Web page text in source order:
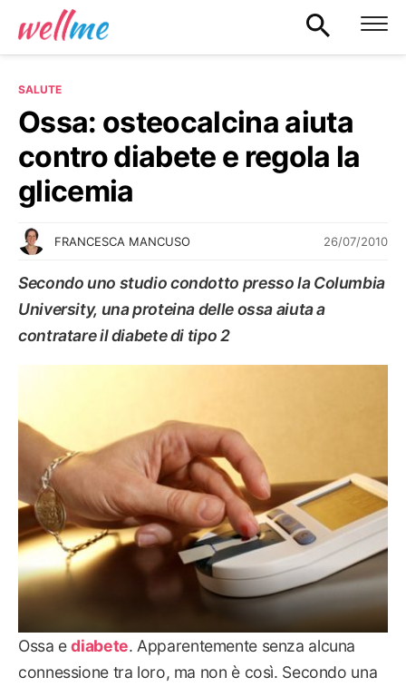
SALUTE
Ossa: osteocalcina aiuta
contro diabete e regola la
glicemia
FRANCESCA MANCUSO 26/07/2010
Secondo uno studio condotto presso la Columbia
University, una proteina delle ossa aiuta a
contratare il diabete di tipo 2
Ossa ediabete. Apparentemente senza alcuna
connessione tra loro, ma non è così. Secondo una